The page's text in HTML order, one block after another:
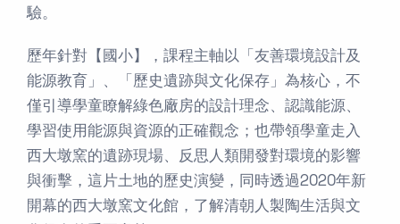
驗。
歷年針對【國小】，課程主軸以「友善環境設計及
能源教育」、「歷史遺跡與文化保存」為核心，不
僅引導學童瞭解綠色廠房的設計理念、認識能源、
學習使用能源與資源的正確觀念；也帶領學童走入
西大墩窯的遺跡現場、反思人類開發對環境的影響
與衝擊，這片土地的歷史演變，同時透過2020年新
開幕的西大墩窯文化館，了解清朝人製陶生活與文